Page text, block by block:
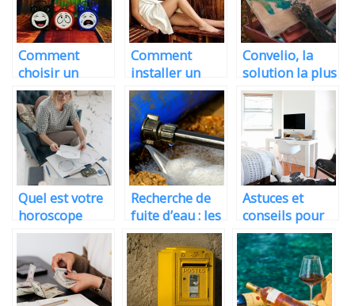
Comment
choisir un
réveil décoratif
pour enfant ?
Comment
installer un
sauna chez soi
?
Convelio, la
solution la plus
sécurisée pour
le transport de
vos œuvres
d’art
Quel est votre
horoscope
dans le mois
de novembre ?
Recherche de
fuite d’eau : les
techniques de
detection
Astuces et
conseils pour
amenager sa
maison